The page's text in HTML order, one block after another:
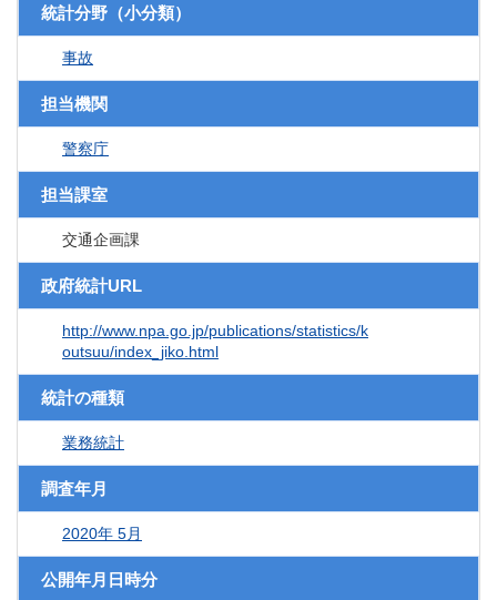
統計分野（小分類）
事故
担当機関
警察庁
担当課室
交通企画課
政府統計URL
http://www.npa.go.jp/publications/statistics/k
outsuu/index_jiko.html
統計の種類
業務統計
調査年月
2020年 5月
公開年月日時分